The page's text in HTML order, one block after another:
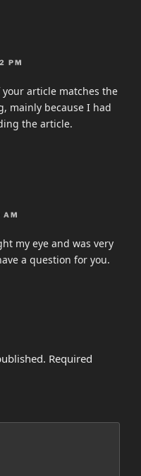
PM
article matches the
mainly because I had
the article.
AM
my eye and was very
a question for you.
Required